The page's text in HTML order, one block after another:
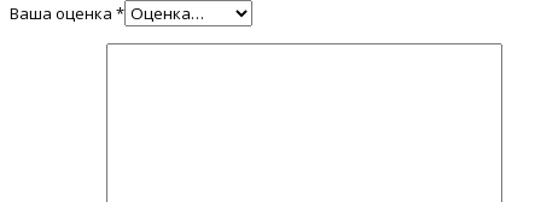
Ваша оценка *